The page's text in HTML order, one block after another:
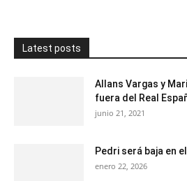
Latest posts
Allans Vargas y
fuera del Real
junio 21, 2021
Pedri será baja en
enero 22, 2026